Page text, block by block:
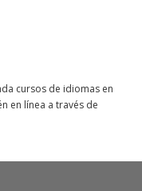
cursos de idiomas en
en línea a través de